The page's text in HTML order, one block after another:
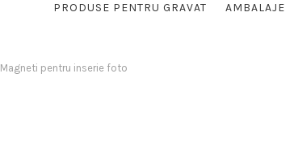
PRODUSE PENTRU GRAVAT AMBALAJE
Magneti pentru inserie foto